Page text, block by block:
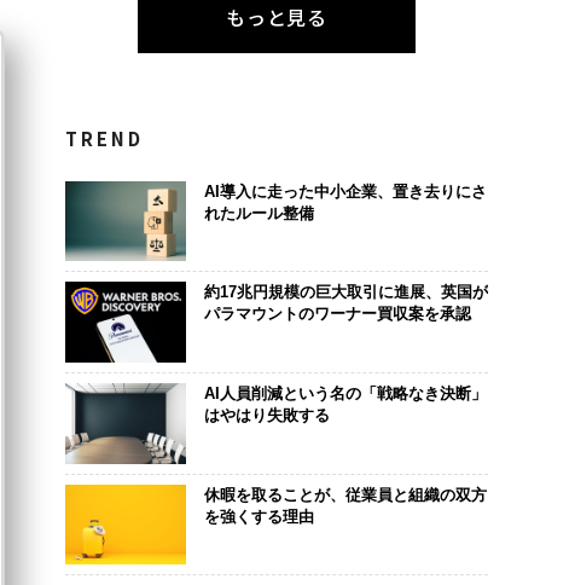
もっと見る
TREND
AI導入に走った中小企業、置き去りにさ
れたルール整備
約17兆円規模の巨大取引に進展、英国が
パラマウントのワーナー買収案を承認
AI人員削減という名の「戦略なき決断」
はやはり失敗する
休暇を取ることが、従業員と組織の双方
を強くする理由